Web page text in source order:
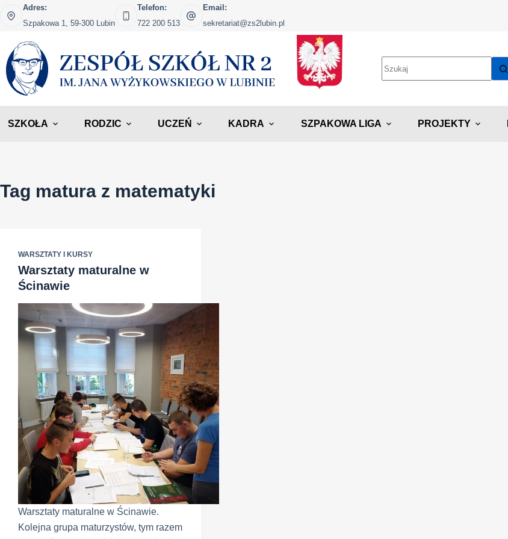
Przejdź
do
Adres:
Szpakowa 1, 59-300 Lubin
Telefon:
722 200 513
Email:
sekretariat@zs2lubin.pl
SZKOŁA RODZIC UCZEŃ KADRA SZPAKOWA LIGA PROJEKTY
Tag matura z matematyki
WARSZTATY I KURSY
Warsztaty maturalne w
Ścinawie
Warsztaty maturalne w Ścinawie.
Kolejna grupa maturzystów, tym razem